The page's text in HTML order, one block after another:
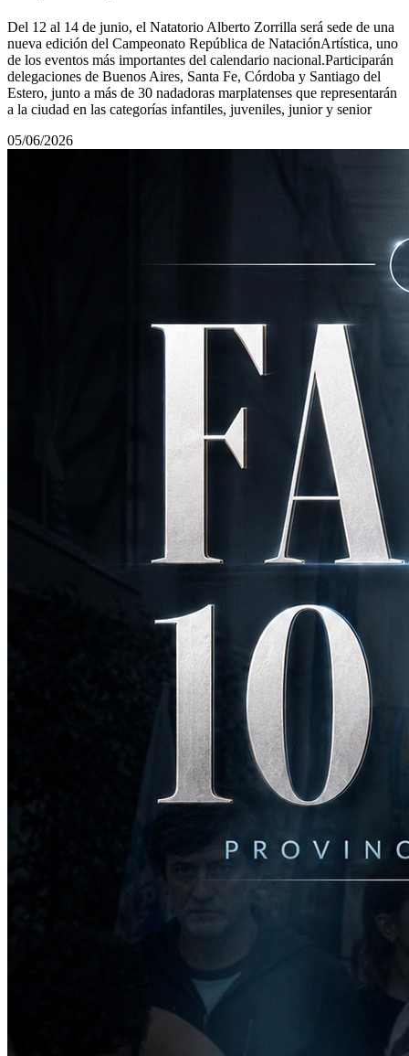
Del 12 al 14 de junio, el Natatorio Alberto Zorrilla será sede de una
nueva edición del Campeonato República de NataciónArtística, uno
de los eventos más importantes del calendario nacional.Participarán
delegaciones de Buenos Aires, Santa Fe, Córdoba y Santiago del
Estero, junto a más de 30 nadadoras marplatenses que representarán
a la ciudad en las categorías infantiles, juveniles, junior y senior
05/06/2026